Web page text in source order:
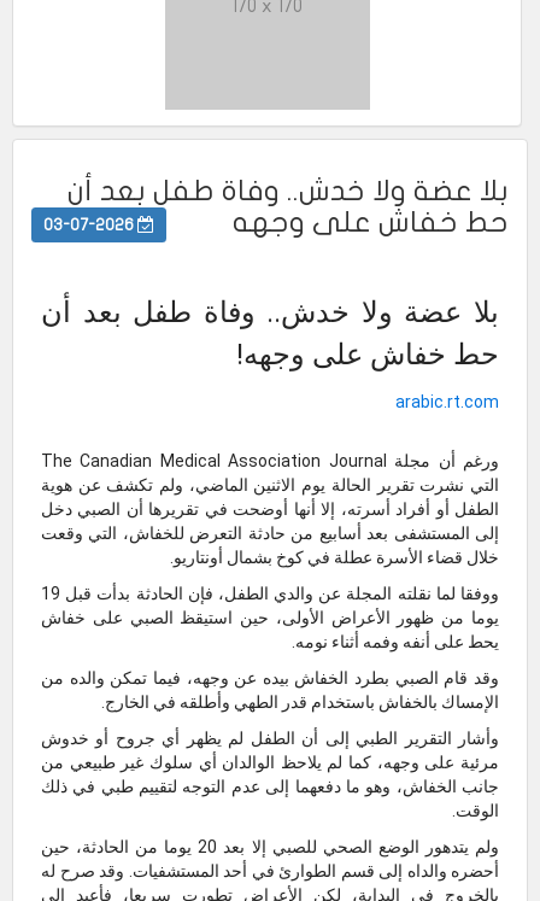
170 x 170
بلا عضة ولا خدش.. وفاة طفل بعد أن
حط خفاش على وجهه
بلا عضة ولا خدش.. وفاة طفل بعد أن
حط خفاش على وجهه!
arabic.rt.com
ورغم أن مجلة The Canadian Medical Association Journal
التي نشرت تقرير الحالة يوم الاثنين الماضي، ولم تكشف عن هوية
الطفل أو أفراد أسرته، إلا أنها أوضحت في تقريرها أن الصبي دخل
إلى المستشفى بعد أسابيع من حادثة التعرض للخفاش، التي وقعت
خلال قضاء الأسرة عطلة في كوخ بشمال أونتاريو.
ووفقا لما نقلته المجلة عن والدي الطفل، فإن الحادثة بدأت قبل 19
يوما من ظهور الأعراض الأولى، حين استيقظ الصبي على خفاش
يحط على أنفه وفمه أثناء نومه.
وقد قام الصبي بطرد الخفاش بيده عن وجهه، فيما تمكن والده من
الإمساك بالخفاش باستخدام قدر الطهي وأطلقه في الخارج.
وأشار التقرير الطبي إلى أن الطفل لم يظهر أي جروح أو خدوش
مرئية على وجهه، كما لم يلاحظ الوالدان أي سلوك غير طبيعي من
جانب الخفاش، وهو ما دفعهما إلى عدم التوجه لتقييم طبي في ذلك
الوقت.
ولم يتدهور الوضع الصحي للصبي إلا بعد 20 يوما من الحادثة، حين
أحضره والداه إلى قسم الطوارئ في أحد المستشفيات. وقد صرح له
بالخروج في البداية، لكن الأعراض تطورت سريعا، فأعيد إلى